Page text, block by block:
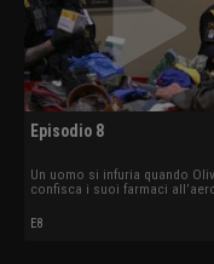
Episodio 8
Un uomo si infuria quando
confisca i suoi farmaci
frontiera trova un
camion.
E8